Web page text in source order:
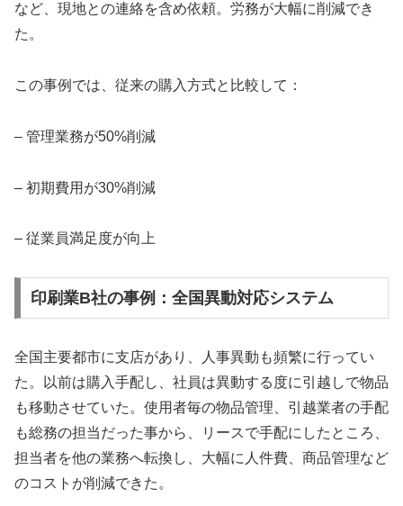
など、現地との連絡を含め依頼。労務が大幅に削減でき
た。
この事例では、従来の購入方式と比較して：
– 管理業務が50%削減
– 初期費用が30%削減
– 従業員満足度が向上
印刷業B社の事例：全国異動対応システム
全国主要都市に支店があり、人事異動も頻繁に行ってい
た。以前は購入手配し、社員は異動する度に引越しで物品
も移動させていた。使用者毎の物品管理、引越業者の手配
も総務の担当だった事から、リースで手配にしたところ、
担当者を他の業務へ転換し、大幅に人件費、商品管理など
のコストが削減できた。